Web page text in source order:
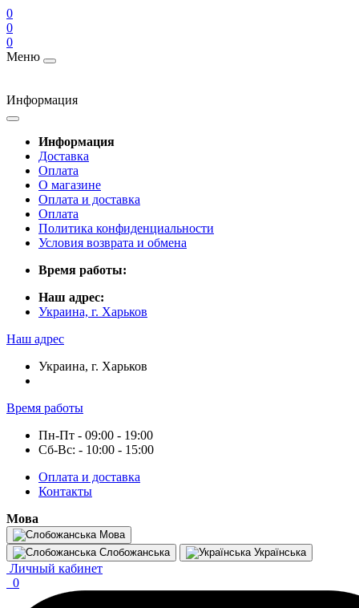
0
0
0
Меню
Информация
Информация
Доставка
Оплата
О магазине
Оплата и доставка
Оплата
Политика конфиденциальности
Условия возврата и обмена
Время работы:
Наш адрес:
Украина, г. Харьков
Наш адрес
Украина, г. Харьков
Время работы
Пн-Пт - 09:00 - 19:00
Сб-Вс: - 10:00 - 15:00
Оплата и доставка
Контакты
Мова
Мова
Слобожанська
Українська
Личный кабинет
0